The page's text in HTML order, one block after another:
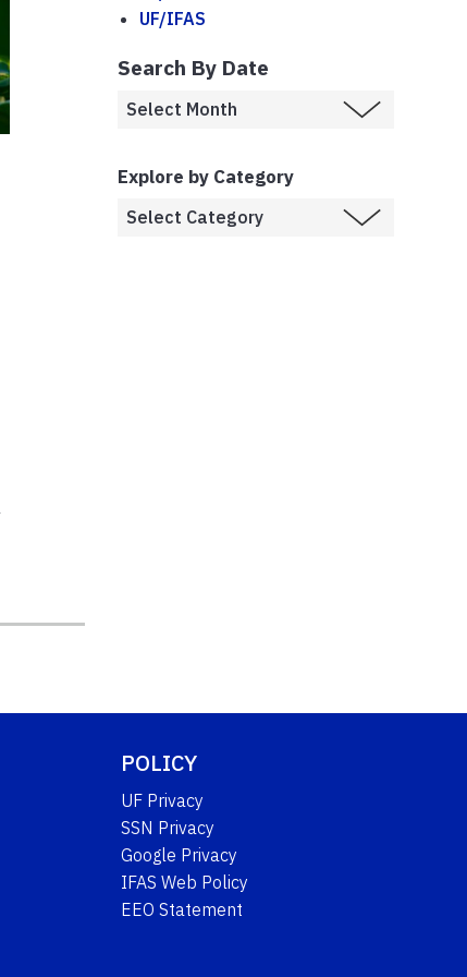
UF/IFAS
Search By Date
Explore by Category
POLICY
UF Privacy
SSN Privacy
Google Privacy
IFAS Web Policy
EEO Statement